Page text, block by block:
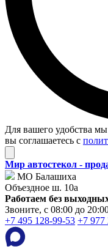
Для вашего удобства
вы соглашаетесь с
Мир автостекол -
МО Балашиха
Объездное ш. 10а
Работаем без
Звоните, с 08:00 до
+7 495 128-99-53 +7 977